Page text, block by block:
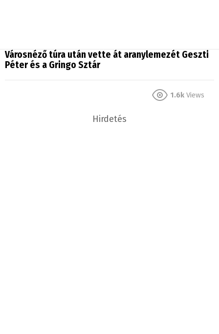
Városnéző túra után vette át aranylemezét Geszti
Péter és a Gringo Sztár
1.6k Views
Hirdetés